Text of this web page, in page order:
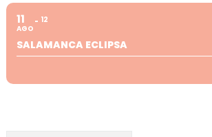
11
AGO
12
SALAMANCA ECLIPSA